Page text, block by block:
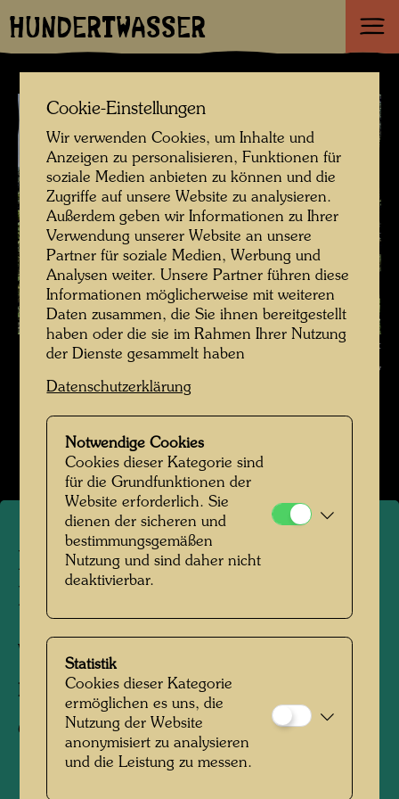
HUNDERTWASSER
Hundertwassers erster Besuch des Giardino Eden , Fotograf: Unbekannt
Unknown © Hundertwasser Archiv
Bildergalerie öffnen
Hundertwassers erster
Besuch des Giardino Eden
Venedig, 1979
Fotograf:Unbekannt Unknown
Copyright:Hundertwasser Archiv
Cookie-Einstellungen
Wir verwenden Cookies, um Inhalte und
Anzeigen zu personalisieren, Funktionen für
soziale Medien anbieten zu können und die
Zugriffe auf unsere Website zu analysieren.
Außerdem geben wir Informationen zu Ihrer
Verwendung unserer Website an unsere
Partner für soziale Medien, Werbung und
Analysen weiter. Unsere Partner führen diese
Informationen möglicherweise mit weiteren
Daten zusammen, die Sie ihnen bereitgestellt
haben oder die sie im Rahmen Ihrer Nutzung
der Dienste gesammelt haben
Datenschutzerklärung
Notwendige Cookies
Cookies dieser Kategorie sind
für die Grundfunktionen der
Website erforderlich. Sie
dienen der sicheren und
bestimmungsgemäßen
Nutzung und sind daher nicht
deaktivierbar.
Statistik
Cookies dieser Kategorie
ermöglichen es uns, die
Nutzung der Website
anonymisiert zu analysieren
und die Leistung zu messen.